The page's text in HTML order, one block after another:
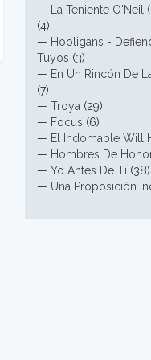
—
La Teniente O'Neil
(4)
— Hooligans -
Tuyos (3)
— En Un Rincón De
(7)
— Troya (29)
— Focus (6)
— El Indomable Will
— Hombres De
— Yo Antes De Ti (38)
— Una Proposición